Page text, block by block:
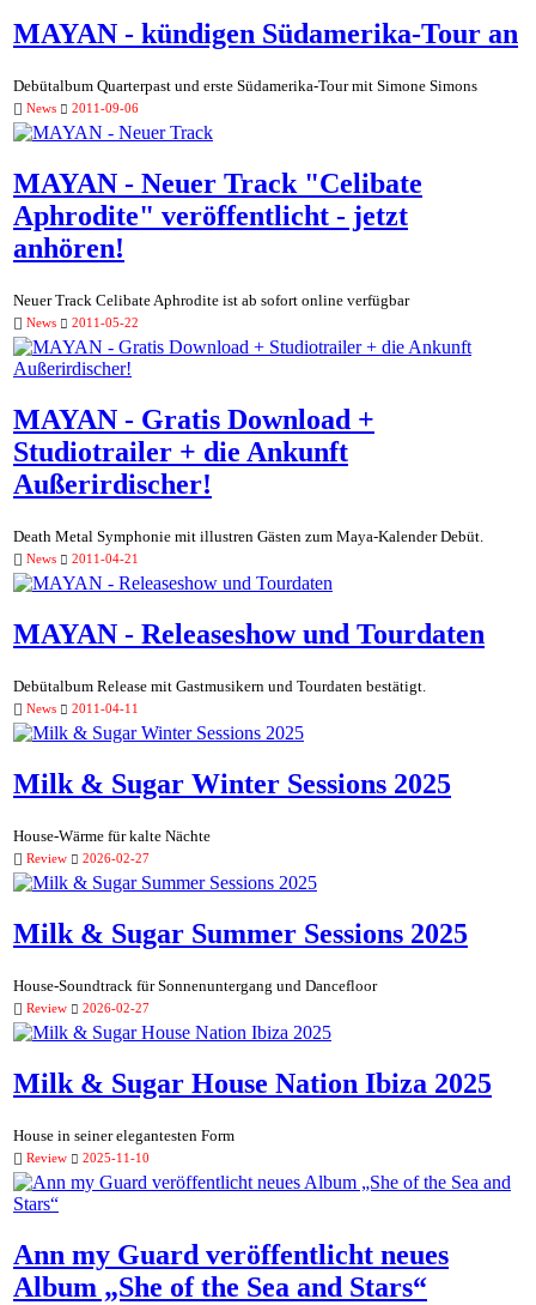
MAYAN - kündigen Südamerika-Tour an
Debütalbum Quarterpast und erste Südamerika-Tour mit Simone Simons
News 2011-09-06
MAYAN - Neuer Track "Celibate
Aphrodite" veröffentlicht - jetzt
anhören!
Neuer Track Celibate Aphrodite ist ab sofort online verfügbar
News 2011-05-22
MAYAN - Gratis Download +
Studiotrailer + die Ankunft
Außerirdischer!
Death Metal Symphonie mit illustren Gästen zum Maya-Kalender Debüt.
News 2011-04-21
MAYAN - Releaseshow und Tourdaten
Debütalbum Release mit Gastmusikern und Tourdaten bestätigt.
News 2011-04-11
Milk & Sugar Winter Sessions 2025
House-Wärme für kalte Nächte
Review 2026-02-27
Milk & Sugar Summer Sessions 2025
House-Soundtrack für Sonnenuntergang und Dancefloor
Review 2026-02-27
Milk & Sugar House Nation Ibiza 2025
House in seiner elegantesten Form
Review 2025-11-10
Ann my Guard veröffentlicht neues
Album „She of the Sea and Stars“